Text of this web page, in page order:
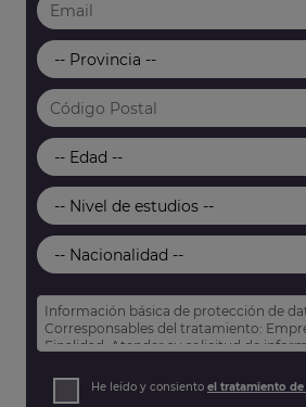
Información básica de protección de
Corresponsables del tratamiento:
Finalidad: Atender su solicitud de
Derechos: Puede acceder, rectificar y
así como otros derechos tal y como se
He leído y consiento el tratamiento de